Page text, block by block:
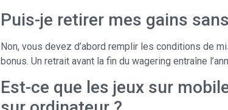
Puis-je retirer mes gains
Non, vous devez d’abord remplir les conditions de
bonus. Un retrait avant la fin du wagering entraîne
Est-ce que les jeux sur